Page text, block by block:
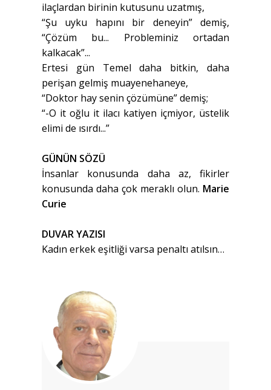
ilaçlardan birinin kutusunu uzatmış,
“Şu uyku hapını bir deneyin” demiş,
“Çözüm bu... Probleminiz ortadan
kalkacak”...
Ertesi gün Temel daha bitkin, daha
perişan gelmiş muayenehaneye,
“Doktor hay senin çözümüne” demiş;
“-O it oğlu it ilacı katiyen içmiyor, üstelik
elimi de ısırdı...”
GÜNÜN SÖZÜ
İnsanlar konusunda daha az, fikirler
konusunda daha çok meraklı olun. Marie
Curie
DUVAR YAZISI
Kadın erkek eşitliği varsa penaltı atılsın…